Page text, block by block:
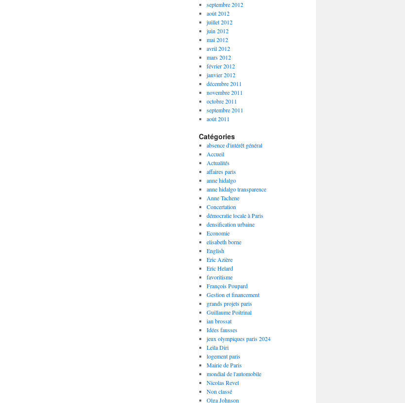
septembre 2012
août 2012
juillet 2012
juin 2012
mai 2012
avril 2012
mars 2012
février 2012
janvier 2012
décembre 2011
novembre 2011
octobre 2011
septembre 2011
août 2011
Catégories
absence d'intérêt général
Accueil
Actualités
affaires paris
anne hidalgo
anne hidalgo transparence
Anne Tachene
Concertation
démocratie locale à Paris
densification urbaine
Economie
elisabeth borne
English
Eric Azière
Eric Helard
favoritisme
François Poupard
Gestion et financement
grands projets paris
Guillaume Poitrinal
ian brossat
Idées fausses
jeux olympiques paris 2024
Leïla Diri
logement paris
Mairie de Paris
mondial de l'automobile
Nicolas Revel
Non classé
Olga Johnson